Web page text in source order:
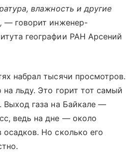
влажность и другие
— говорит инженер-
географии РАН Арсений
набрал тысячи просмотров.
льду. Это горит тот самый
Выход газа на Байкале —
ведь на дне — около
осадков. Но сколько его